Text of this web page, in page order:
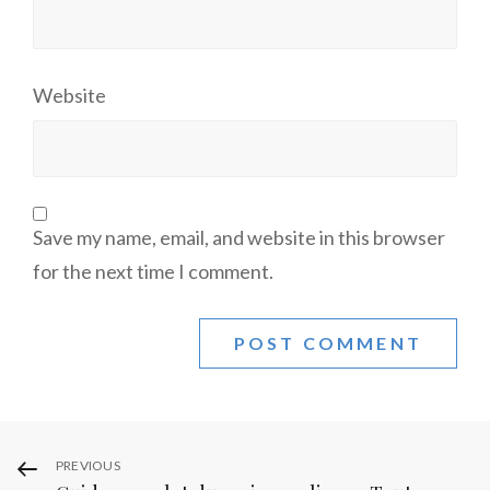
Website
Save my name, email, and website in this browser
for the next time I comment.
Post
Previous
PREVIOUS